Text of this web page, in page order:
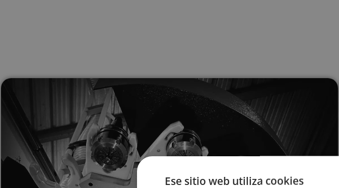
Ese sitio web utiliza cookies